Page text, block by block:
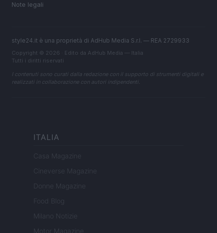
Note legali
style24.it è una proprietà di AdHub Media S.r.l. — REA 2729933
Copyright © 2026 · Edito da AdHub Media — Italia
Tutti i diritti riservati
I contenuti sono curati dalla redazione con il supporto di strumenti digitali e
realizzati in collaborazione con autori indipendenti.
ITALIA
Casa Magazine
Cineverse Magazine
Donne Magazine
Food Blog
Milano Notizie
Motor Magazine